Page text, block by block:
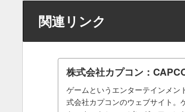
関連リンク
株式会社カプコン：
ゲームというエンターテインメン
式会社カプコンのウェブサイト。